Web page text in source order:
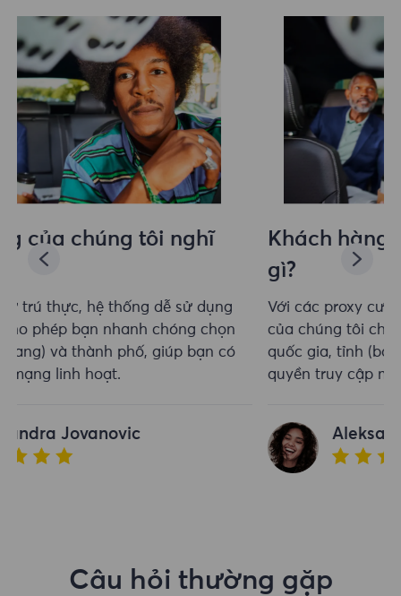
Khách hàng của chúng tôi nghĩ
gì?
Với các proxy cư trú thực, hệ thống dễ sử dụng
của chúng tôi cho phép bạn nhanh chóng chọn
quốc gia, tỉnh (bang) và thành phố, giúp bạn có
quyền truy cập mạng linh hoạt.
Aleksandra Jovanovic
Câu hỏi thường gặp